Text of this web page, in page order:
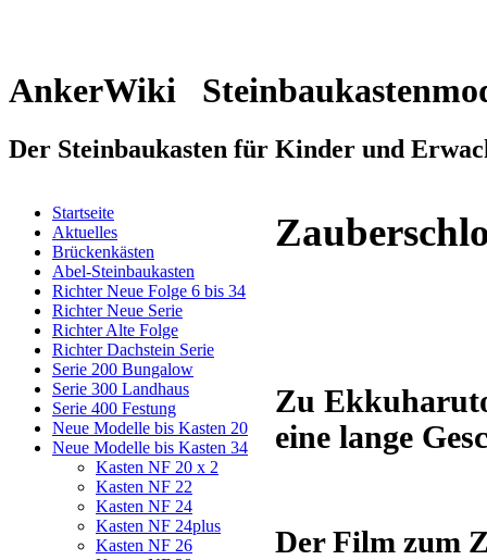
AnkerWiki
Der Steinbaukasten für Kinder und
Startseite
Aktuelles
Brückenkästen
Abel-Steinbaukasten
Richter Neue Folge 6 bis 34
Richter Neue Serie
Richter Alte Folge
Richter Dachstein Serie
Serie 200 Bungalow
Serie 300 Landhaus
Serie 400 Festung
Neue Modelle bis Kasten 20
Neue Modelle bis Kasten 34
Kasten NF 20 x 2
Kasten NF 22
Kasten NF 24
Kasten NF 24plus
Kasten NF 26
Zu
eine lange
Der Film zum